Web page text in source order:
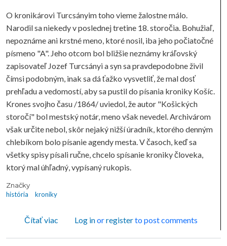
O kronikárovi Turcsányim toho vieme žalostne málo.
Narodil sa niekedy v poslednej tretine 18. storočia. Bohužiaľ,
nepoznáme ani krstné meno, ktoré nosil, iba jeho počiatočné
písmeno "A". Jeho otcom bol bližšie neznámy kráľovský
zapisovateľ Jozef Turcsányi a syn sa pravdepodobne živil
čímsi podobným, inak sa dá ťažko vysvetliť, že mal dosť
prehľadu a vedomostí, aby sa pustil do písania kroniky Košíc.
Krones svojho času /1864/ uviedol, že autor "Košických
storočí" bol mestský notár, meno však nevedel. Archivárom
však určite nebol, skôr nejaký nižší úradník, ktorého denným
chlebíkom bolo písanie agendy mesta. V časoch, keď sa
všetky spisy písali ručne, chcelo spísanie kroniky človeka,
ktorý mal úhľadný, vypísaný rukopis.
Značky
história
kroniky
Čítať viaco KOŠICKÉ KRONIKY
Log inorregisterto post comments